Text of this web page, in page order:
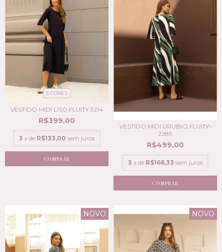
5 CORES
VESTIDO MIDI LISO FLUITY 3214
R$399,00
3 x de R$133,00 sem juros
COMPRAR
VESTIDO MIDI URUBICI FLUITY-
2289
R$499,00
3 x de R$166,33 sem juros
COMPRAR
NOVO NOVO